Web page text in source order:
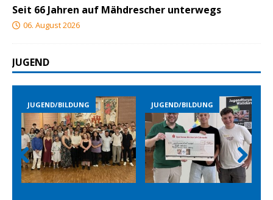
Seit 66 Jahren auf Mähdrescher unterwegs
06. August 2026
JUGEND
JUGEND/BILDUNG JUGEND/BILDUNG
Prev
ious
Nex
t